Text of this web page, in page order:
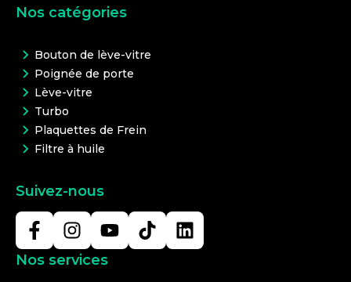
Nos catégories
Bouton de lève-vitre
Poignée de porte
Lève-vitre
Turbo
Plaquettes de Frein
Filtre à huile
Suivez-nous
Nos services